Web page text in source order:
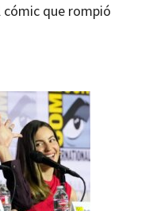
que rompió